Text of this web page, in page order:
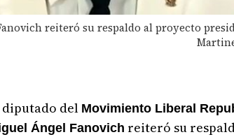
reiteró su respaldo al proyecto
diputado del Movimiento Liberal
Ángel Fanovich reiteró su